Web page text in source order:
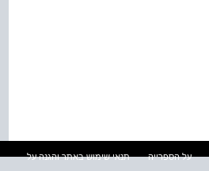
על הספרייה
תנאי שימוש באתר והגנה על